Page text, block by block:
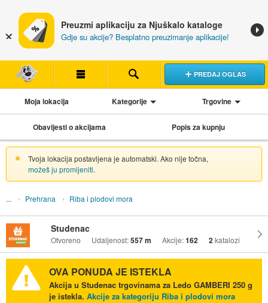
Preuzmi aplikaciju za Njuškalo kataloge
Gdje su akcije? Besplatno preuzimanje aplikacije!
PREDAJ OGLAS
Moja lokacija Kategorije Trgovine
Obavijesti o akcijama Popis za kupnju
Tvoja lokacija postavljena je automatski. Ako nije točna,
možeš ju promijeniti.
Prehrana Riba i plodovi mora
Studenac
Otvoreno Udaljenost:557 m Akcije:162 2katalozi
OVA PONUDA JE ISTEKLA
Akcija u Studenac trgovinama za Ledo GAMBERI 250 g
je istekla. Akcije za kategoriju Riba i plodovi mora